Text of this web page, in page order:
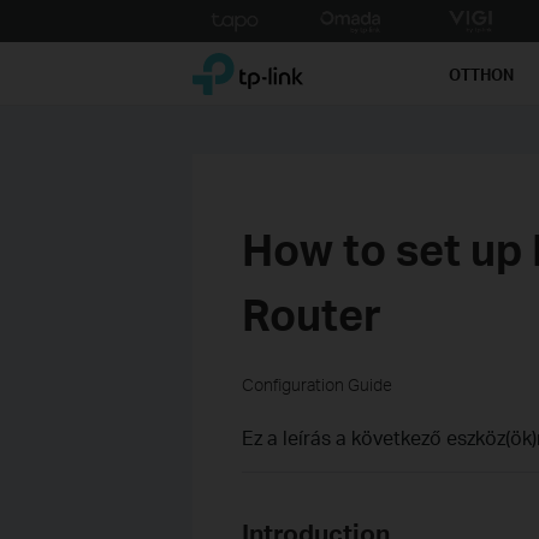
to
TP-Link, Reliably Smart OTTHON
How to set up
Router
Configuration Guide
Ez a leírás a következő